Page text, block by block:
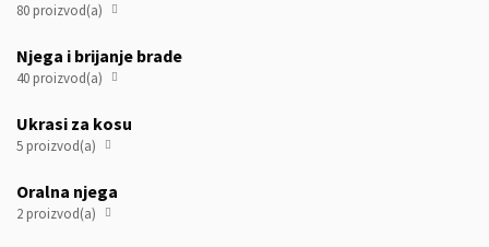
80 proizvod(a) 
Njega i brijanje brade
40 proizvod(a) 
Ukrasi za kosu
5 proizvod(a) 
Oralna njega
2 proizvod(a) 